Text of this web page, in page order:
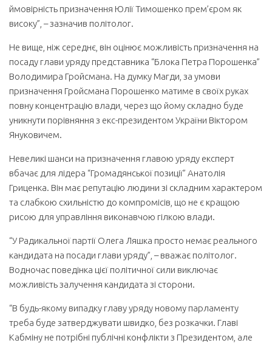
ймовірність призначення Юлії Тимошенко прем’єром як
високу”, – зазначив політолог.
Не вище, ніж середнє, він оцінює можливість призначення на
посаду глави уряду представника “Блока Петра Порошенка”
Володимира Гройсмана. На думку Магди, за умови
призначення Гройсмана Порошенко матиме в своїх руках
повну концентрацію влади, через що йому складно буде
уникнути порівняння з екс-президентом України Віктором
Януковичем.
Невеликі шанси на призначення главою уряду експерт
вбачає для лідера “Громадянської позиції” Анатолія
Гриценка. Він має репутацію людини зі складним характером
та слабкою схильністю до компромісів, що не є кращою
рисою для управління виконавчою гілкою влади.
“У Радикальної партії Олега Ляшка просто немає реального
кандидата на посади глави уряду”, – вважає політолог.
Водночас поведінка цієї політичної сили виключає
можливість залучення кандидата зі сторони.
“В будь-якому випадку главу уряду новому парламенту
треба буде затверджувати швидко, без розкачки. Главі
Кабміну не потрібні публічні конфлікти з Президентом, але